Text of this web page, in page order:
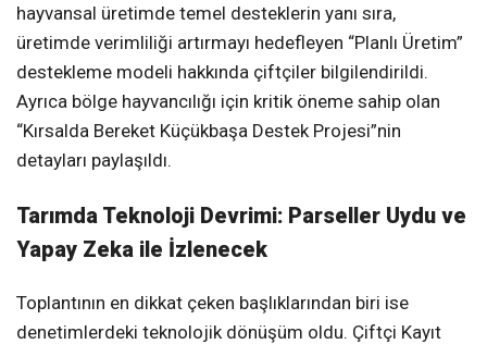
hayvansal üretimde temel desteklerin yanı sıra,
üretimde verimliliği artırmayı hedefleyen “Planlı Üretim”
destekleme modeli hakkında çiftçiler bilgilendirildi.
Ayrıca bölge hayvancılığı için kritik öneme sahip olan
“Kırsalda Bereket Küçükbaşa Destek Projesi”nin
detayları paylaşıldı.
Tarımda Teknoloji Devrimi: Parseller Uydu ve
Yapay Zeka ile İzlenecek
Toplantının en dikkat çeken başlıklarından biri ise
denetimlerdeki teknolojik dönüşüm oldu. Çiftçi Kayıt